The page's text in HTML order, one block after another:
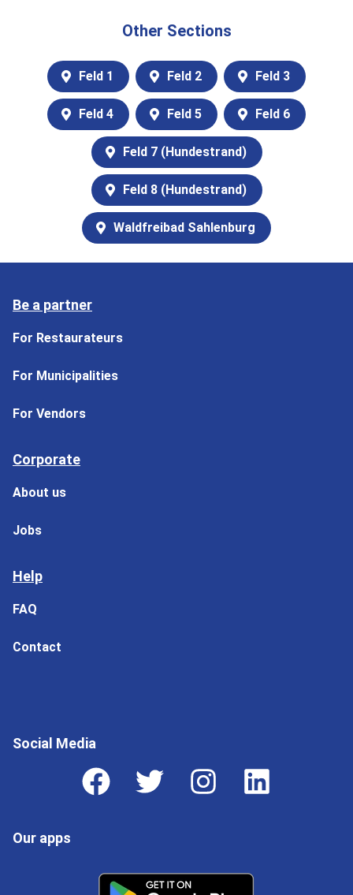
Other Sections
Feld 1 Feld 2 Feld 3
Feld 4 Feld 5 Feld 6
Feld 7 (Hundestrand)
Feld 8 (Hundestrand)
Waldfreibad Sahlenburg
Be a partner
For Restaurateurs
For Municipalities
For Vendors
Corporate
About us
Jobs
Help
FAQ
Contact
Social Media
Our apps